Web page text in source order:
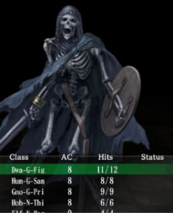
とは？
五つの試練』発売前日に延
は明言されず